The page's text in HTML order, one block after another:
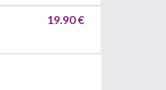
19.90 €